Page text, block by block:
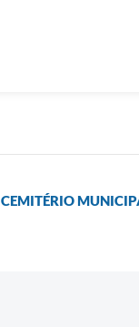
CEMITÉRIO